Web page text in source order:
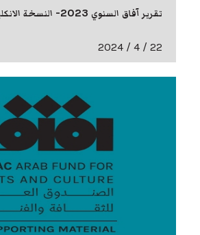
تقرير آفاق السنوي 2023- النسخة الانكليزية
22 / 4 / 2024